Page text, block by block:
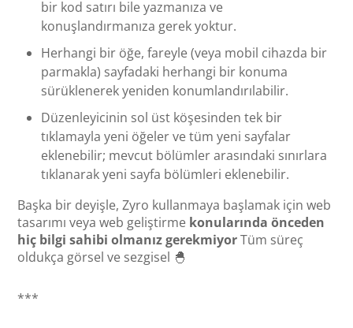
bir kod satırı bile yazmanıza ve
konuşlandırmanıza gerek yoktur.
Herhangi bir öğe, fareyle (veya mobil cihazda bir
parmakla) sayfadaki herhangi bir konuma
sürüklenerek yeniden konumlandırılabilir.
Düzenleyicinin sol üst köşesinden tek bir
tıklamayla yeni öğeler ve tüm yeni sayfalar
eklenebilir; mevcut bölümler arasındaki sınırlara
tıklanarak yeni sayfa bölümleri eklenebilir.
Başka bir deyişle, Zyro kullanmaya başlamak için web
tasarımı veya web geliştirme konularında önceden
hiç bilgi sahibi olmanız gerekmiyorTüm süreç
oldukça görsel ve sezgisel 🐣
***